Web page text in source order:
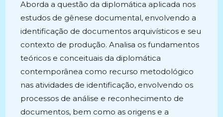
Aborda a questão da diplomática aplicada nos
estudos de gênese documental, envolvendo a
identificação de documentos arquivísticos e seu
contexto de produção. Analisa os fundamentos
teóricos e conceituais da diplomática
contemporânea como recurso metodológico
nas atividades de identificação, envolvendo os
processos de análise e reconhecimento de
documentos, bem como as origens e a